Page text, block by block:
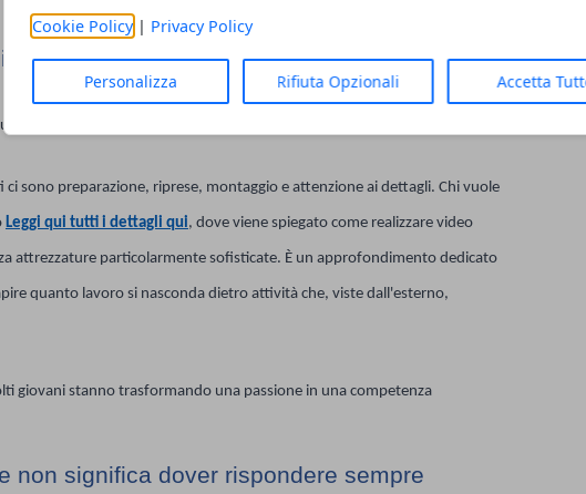
Cookie Policy| Privacy Policy
Personalizza Rifiuta Opzionali Accetta
più lavoro di quanto sembri
è facile pensare che sia stato realizzato rapidamente.
sono preparazione, riprese, montaggio e attenzione ai dettagli. Chi vuole
Leggi qui tutti i dettagli qui, dove viene spiegato come realizzare video
attrezzature particolarmente sofisticate. È un approfondimento dedicato
quanto lavoro si nasconda dietro attività che, viste dall'esterno,
giovani stanno trasformando una passione in una competenza
non significa dover rispondere sempre